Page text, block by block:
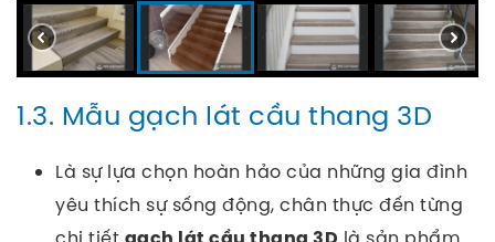
1.3. Mẫu gạch lát cầu thang 3D
Là sự lựa chọn hoàn hảo của những gia đình
yêu thích sự sống động, chân thực đến từng